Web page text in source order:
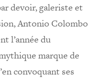
devoir, galeriste et
Antonio Colombo
l’année du
marque de
convoquant ses